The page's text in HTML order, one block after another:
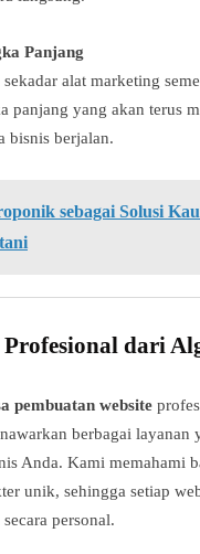
Panjang
alat marketing
panjang yang akan terus
bisnis berjalan.
sebagai Solusi
Profesional dari
pembuatan website
berbagai layanan
Anda. Kami memahami
unik, sehingga setiap
personal.